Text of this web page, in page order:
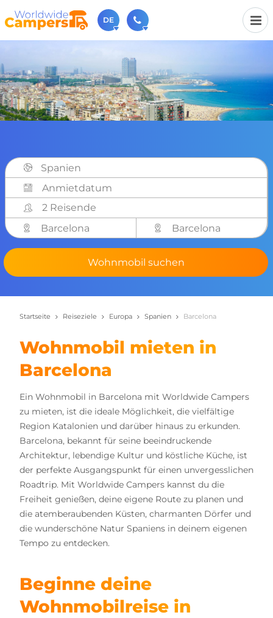
DE
Rufen Sie uns an (Montag bis Freitag von 9 bis 17 Uhr).
sales@worldwidecampers.com
Sie können uns auch eine E-Mail senden.
Spanien
2 Reisende
Barcelona
Barcelona
Wohnmobil suchen
Startseite Reiseziele Europa Spanien Barcelona
Wohnmobil mieten in
Barcelona
Ein Wohnmobil in Barcelona mit Worldwide Campers
zu mieten, ist die ideale Möglichkeit, die vielfältige
Region Katalonien und darüber hinaus zu erkunden.
Barcelona, bekannt für seine beeindruckende
Architektur, lebendige Kultur und köstliche Küche, ist
der perfekte Ausgangspunkt für einen unvergesslichen
Roadtrip. Mit Worldwide Campers kannst du die
Freiheit genießen, deine eigene Route zu planen und
die atemberaubenden Küsten, charmanten Dörfer und
die wunderschöne Natur Spaniens in deinem eigenen
Tempo zu entdecken.
Beginne deine
Wohnmobilreise in